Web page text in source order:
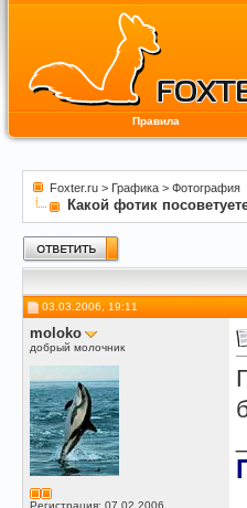
Правила
Foxter.ru > Графика > Фотография
Какой фотик
03.03.2006, 19:11
moloko
добрый молочник
Регистрация: 07.02.2006